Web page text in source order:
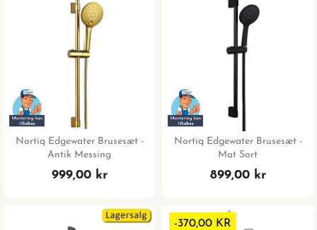
Nortiq Edgewater Brusesæt -
Antik Messing
999,00 kr
Nortiq Edgewater Brusesæt -
Mat Sort
899,00 kr
-370,00 KR